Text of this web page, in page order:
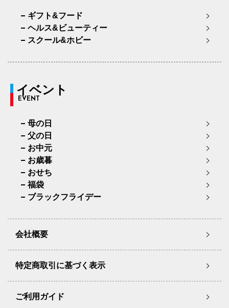
ギフト&フード
ヘルス&ビューティー
スクール&ホビー
イベント
EVENT
母の日
父の日
お中元
お歳暮
おせち
福袋
ブラックフライデー
会社概要
特定商取引に基づく表示
ご利用ガイド